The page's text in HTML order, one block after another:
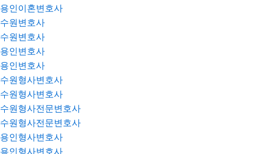
용인이혼변호사
수원변호사
수원변호사
용인변호사
용인변호사
수원형사변호사
수원형사변호사
수원형사전문변호사
수원형사전문변호사
용인형사변호사
용인형사변호사